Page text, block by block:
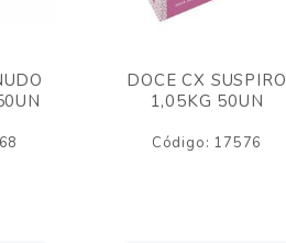
DOCE CX SUSPIRO
1,05KG 50UN
Código: 17576